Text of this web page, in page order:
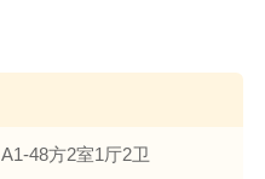
A1-48方2室1厅2卫